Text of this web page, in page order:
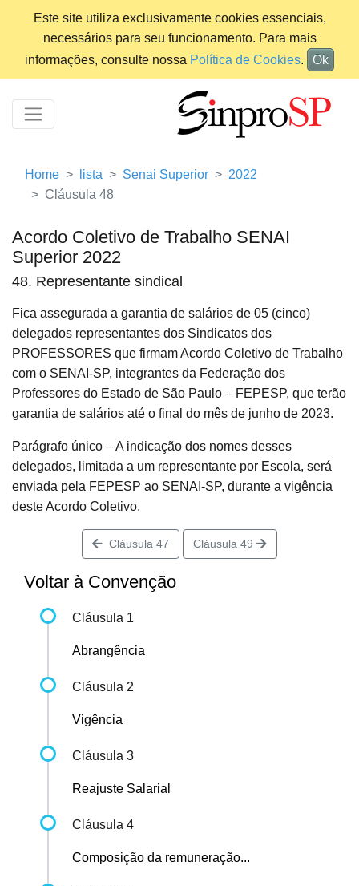
Este site utiliza exclusivamente cookies essenciais,
necessários para seu funcionamento. Para mais
informações, consulte nossa Política de Cookies. Ok
Home lista Senai Superior
2022
Cláusula 48
Acordo Coletivo de Trabalho SENAI
Superior 2022
48. Representante sindical
Fica assegurada a garantia de salários de 05 (cinco)
delegados representantes dos Sindicatos dos
PROFESSORES que firmam Acordo Coletivo de Trabalho
com o SENAI-SP, integrantes da Federação dos
Professores do Estado de São Paulo – FEPESP, que terão
garantia de salários até o final do mês de junho de 2023.
Parágrafo único – A indicação dos nomes desses
delegados, limitada a um representante por Escola, será
enviada pela FEPESP ao SENAI-SP, durante a vigência
deste Acordo Coletivo.
Cláusula 47 Cláusula 49
Voltar à Convenção
Cláusula 1
Abrangência
Cláusula 2
Vigência
Cláusula 3
Reajuste Salarial
Cláusula 4
Composição da remuneração...